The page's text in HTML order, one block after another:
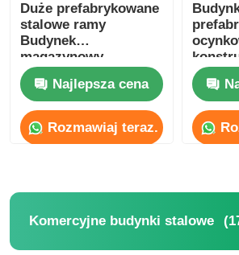
Duże prefabrykowane
stalowe ramy
Budynek
magazynowy
Konstrukcja
metalowa Magazyn
Warsztat
prefabrykowany
Najlepsza cena
Rozmawiaj teraz.
Komercyjne budynki stalowe